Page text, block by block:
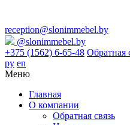
reception@slonimmebel.by
@slonimmebel.by
+375 (1562) 6-65-48 Обратная
ру en
Меню
Главная
О компании
Обратная связь